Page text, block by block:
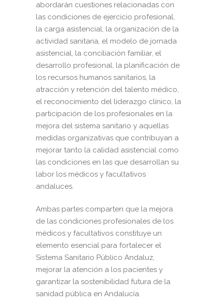
abordarán cuestiones relacionadas con
las condiciones de ejercicio profesional,
la carga asistencial, la organización de la
actividad sanitaria, el modelo de jornada
asistencial, la conciliación familiar, el
desarrollo profesional, la planificación de
los recursos humanos sanitarios, la
atracción y retención del talento médico,
el reconocimiento del liderazgo clínico, la
participación de los profesionales en la
mejora del sistema sanitario y aquellas
medidas organizativas que contribuyan a
mejorar tanto la calidad asistencial como
las condiciones en las que desarrollan su
labor los médicos y facultativos
andaluces.
Ambas partes comparten que la mejora
de las condiciones profesionales de los
médicos y facultativos constituye un
elemento esencial para fortalecer el
Sistema Sanitario Público Andaluz,
mejorar la atención a los pacientes y
garantizar la sostenibilidad futura de la
sanidad pública en Andalucía.